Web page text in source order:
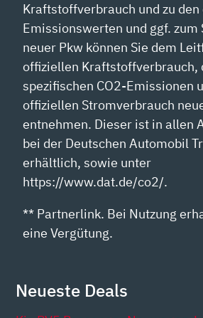
Kraftstoffverbrauch und zu
Emissionswerten und ggf.
neuer Pkw können Sie dem
offiziellen Kraftstoffverbrauch,
spezifischen CO2-Emissionen
offiziellen Stromverbrauch
entnehmen. Dieser ist in allen
bei der Deutschen Automobil
erhältlich, sowie unter
https://www.dat.de/co2/.
** Partnerlink. Bei Nutzung
eine Vergütung.
Neueste Deals